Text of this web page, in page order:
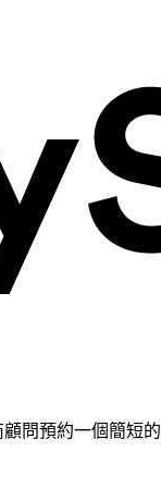
問預約一個簡短